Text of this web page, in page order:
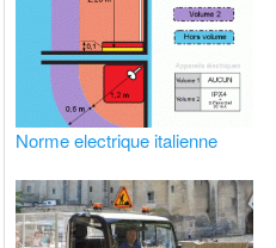
Norme electrique italienne